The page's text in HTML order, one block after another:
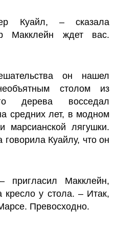
Куайл, – сказала
Макклейн ждет вас.
он нашел
столом из
дерева восседал
средних лет, в модном
марсианской лягушки.
Куайлу, что он
пригласил Макклейн,
кресло у стола. – Итак,
Превосходно.